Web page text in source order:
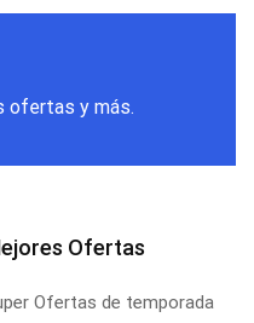
ofertas y más.
Ofertas
Ofertas de temporada